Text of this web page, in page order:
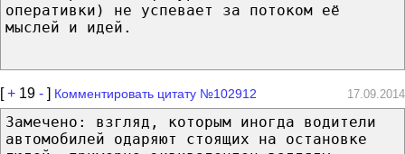
оперативки) не успевает за потоком её
мыслей и идей.
[+ 19 - ] Комментировать цитату №102912 17.09.2014
Замечено: взгляд, которым иногда водители
автомобилей одаряют стоящих на остановке